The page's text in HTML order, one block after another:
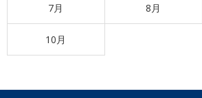
7月 8月
10月